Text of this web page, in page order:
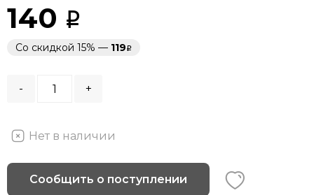
140
Со скидкой 15% — 119
- +
Нет в наличии
Сообщить о поступлении